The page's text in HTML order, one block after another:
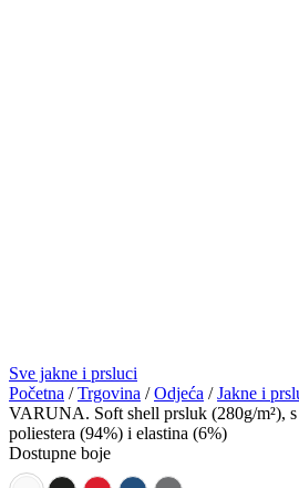
Sve jakne i prsluci
Početna /Trgovina /Odjeća /Jakne i
VARUNA. Soft shell prsluk (280g/m²),
poliestera (94%) i elastina (6%)
Dostupne boje